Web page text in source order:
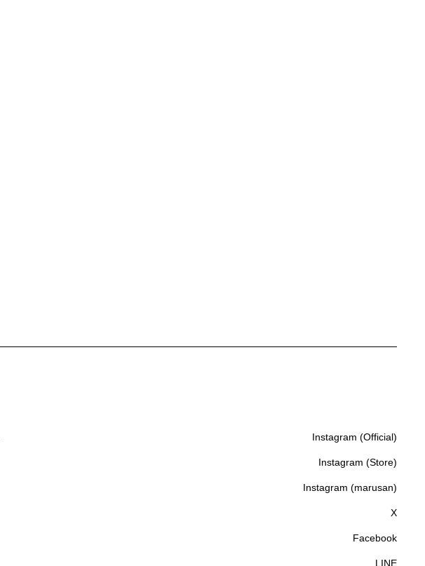
Instagram (Official)
Instagram (Store)
Instagram (marusan)
X
Facebook
LINE